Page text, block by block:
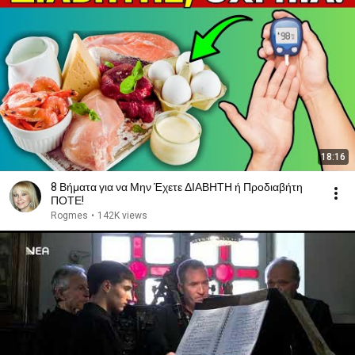
18:16
8 Βήματα για να Μην Έχετε ΔΙΑΒΗΤΗ ή Προδιαβήτη
ΠΟΤΕ!
Rogmes • 142K views